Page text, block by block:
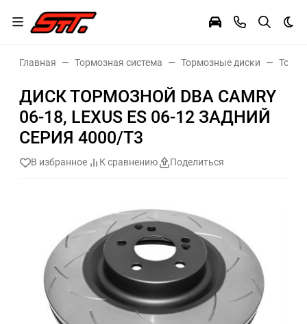
Главная Тормозная система Тормозные диски
ДИСК ТОРМОЗНОЙ DBA CAMRY
06-18, LEXUS ES 06-12 ЗАДНИЙ
СЕРИЯ 4000/T3
В избранное К сравнению Поделиться